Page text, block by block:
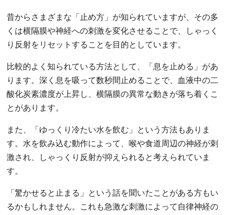
昔からさまざまな「止め方」が知られていますが、その多
くは横隔膜や神経への刺激を変化させることで、しゃっく
り反射をリセットすることを目的としています。
比較的よく知られている方法として、「息を止める」があ
ります。深く息を吸って数秒間止めることで、血液中の二
酸化炭素濃度が上昇し、横隔膜の異常な動きが落ち着くこ
とがあります。
また、「ゆっくり冷たい水を飲む」という方法もありま
す。水を飲み込む動作によって、喉や食道周辺の神経が刺
激され、しゃっくり反射が抑えられると考えられていま
す。
「驚かせると止まる」という話を聞いたことがある方もい
るかもしれません。これも急激な刺激によって自律神経の